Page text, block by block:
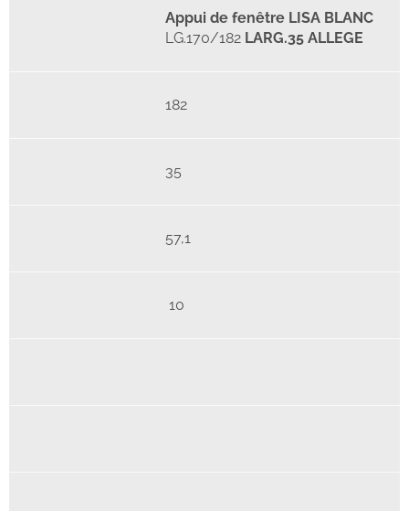
Appui de fenêtre LISA BLANC
LG.170/182 LARG.35 ALLEGE
182
35
57,1
10